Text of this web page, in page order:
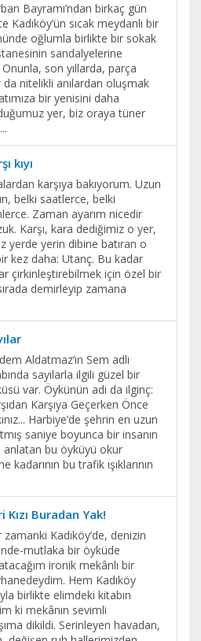
Bayramı’ndan birkaç gün
Kadıköy’ün sıcak meydanlı bir
oğlumla birlikte bir sokak
sandalyelerine
son yıllarda, parça
nitelikli anılardan oluşmak
bir yenisini daha
yer, biz oraya tüner
...
kıyı
karşıya bakıyorum. Uzun
belki saatlerce, belki
Zaman ayarım nicedir
Karşı, kara dediğimiz o yer,
yerde yerin dibine batıran o
kez daha: Utanç. Bu kadar
çirkinleştirebilmek için özel bir
demirleyip zamana
Aldatmaz’ın Sem adlı
sayılarla ilgili güzel bir
var. Öykünün adı da ilginç:
Karşıya Geçerken Önce
Harbiye’de şehrin en uzun
saniye boyunca bir insanın
anlatan bu öyküyü okur
bu trafik ışıklarının
Kızı Buradan Yak!
zamanki Kadıköy’de, denizin
mutlaka bir öyküde
ironik mekânlı bir
Hem Kadıköy
birlikte elimdeki kitabın
ki mekânın sevimli
dikildi. Serinleyen havadan,